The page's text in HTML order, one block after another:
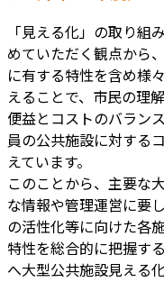
「見える化」の取り
めていただく観点から
に有する特性を含め様
えることで、市民の理
便益とコストのバラン
員の公共施設に対する
えています。
このことから、主要な
な情報や管理運営に要
の活性化等に向けた各
特性を総合的に把握す
へ大型公共施設見える